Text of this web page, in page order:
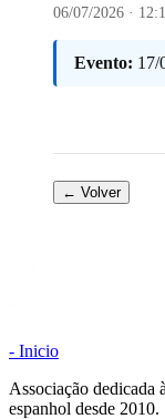
06/07/2026 ·
Evento: 17/
← Volver
- Inicio
Associação dedicada
espanhol desde 2010.